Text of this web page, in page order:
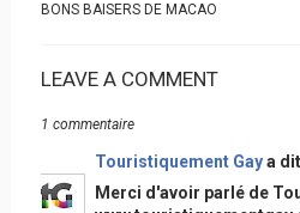
BONS BAISERS DE MACAO
LEAVE A COMMENT
1 commentaire
Touristiquement Gaya
Merci d'avoir parlé de